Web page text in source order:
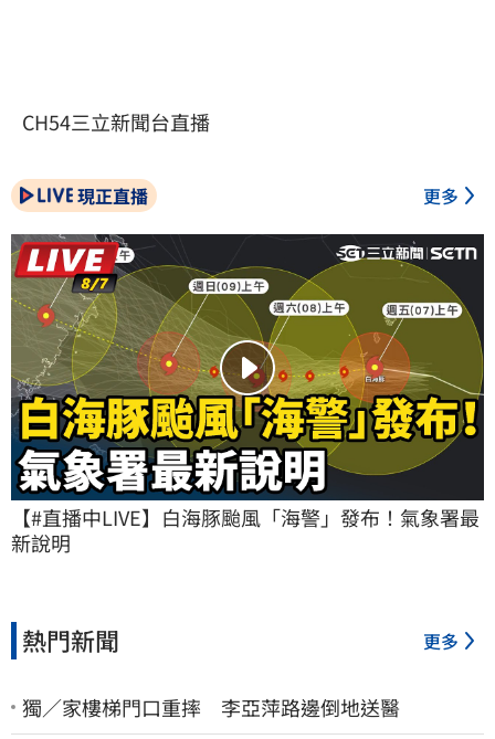
CH54三立新聞台直播
現正直播 更多
【#直播中LIVE】白海豚颱風「海警」發布！氣象署最
新說明
熱門新聞 更多
獨／家樓梯門口重摔 李亞萍路邊倒地送醫